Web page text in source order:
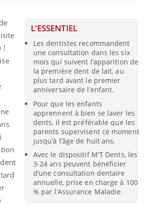
L'ESSENTIEL
Les dentistes recommandent
une consultation dans les six
mois qui suivent l’apparition de
la première dent de lait, au
plus tard avant le premier
anniversaire de l’enfant.
Pour que les enfants
apprennent à bien se laver les
dents, il est préférable que les
parents supervisent ce moment
jusqu’à l’âge de huit ans.
Avec le dispositif M'T Dents, les
3-24 ans peuvent bénéficier
d’une consultation dentaire
annuelle, prise en charge à 100
% par l’Assurance Maladie.
!